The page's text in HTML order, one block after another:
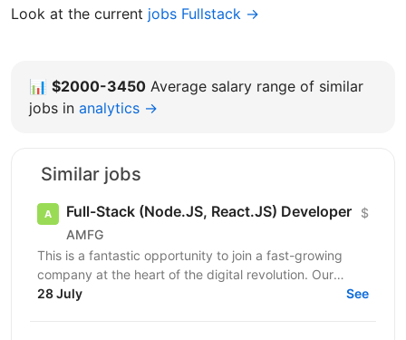
Look at the current jobs Fullstack →
📊 $2000-3450 Average salary range of similar
jobs in analytics →
Similar jobs
Full-Stack (Node.JS, React.JS) Developer
AMFG
$
This is a fantastic opportunity to join a fast-growing
company at the heart of the digital revolution. Our
software product is revolutionising manufacturing...
28 July See